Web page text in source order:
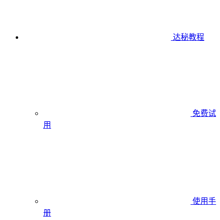
达秘教程
免费试
用
使用手
册